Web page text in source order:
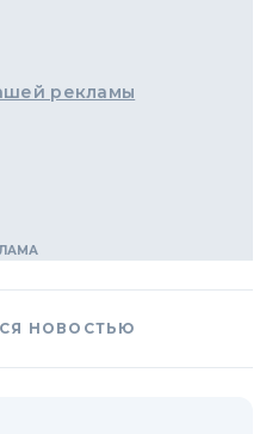
рекламы
НОВОСТЬЮ